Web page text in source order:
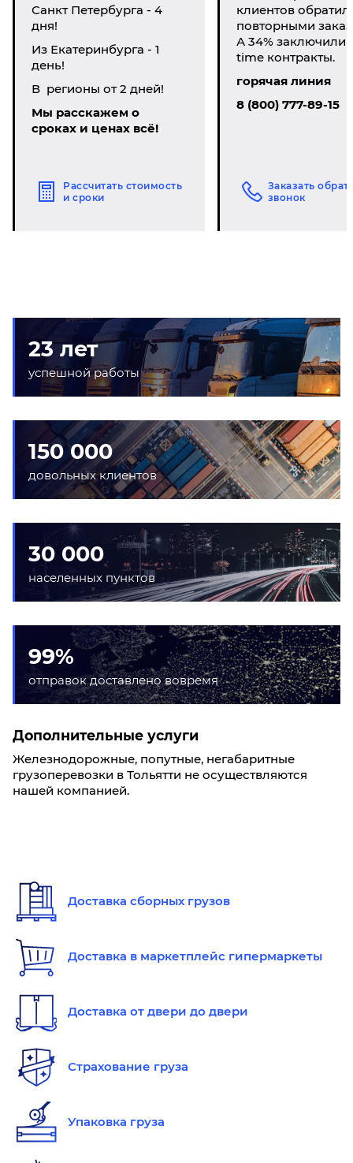
Санкт Петербурга - 4
дня!
Из Екатеринбурга - 1
день!
В регионы от 2 дней!
Мы расскажем о
сроках и ценах всё!
Рассчитать стоимость
и сроки
клиентов
повторными
А 34% заключили
time контракты.
горячая линия
8 (800) 777-89-15
Заказать
звонок
23 лет
успешной работы
150 000
довольных клиентов
30 000
населенных пунктов
99%
отправок доставлено вовремя
Дополнительные услуги
Железнодорожные, попутные, негабаритные
грузоперевозки в Тольятти не осуществляются
нашей компанией.
Доставка сборных грузов
Доставка в маркетплейс гипермаркеты
Доставка от двери до двери
Страхование груза
Упаковка груза